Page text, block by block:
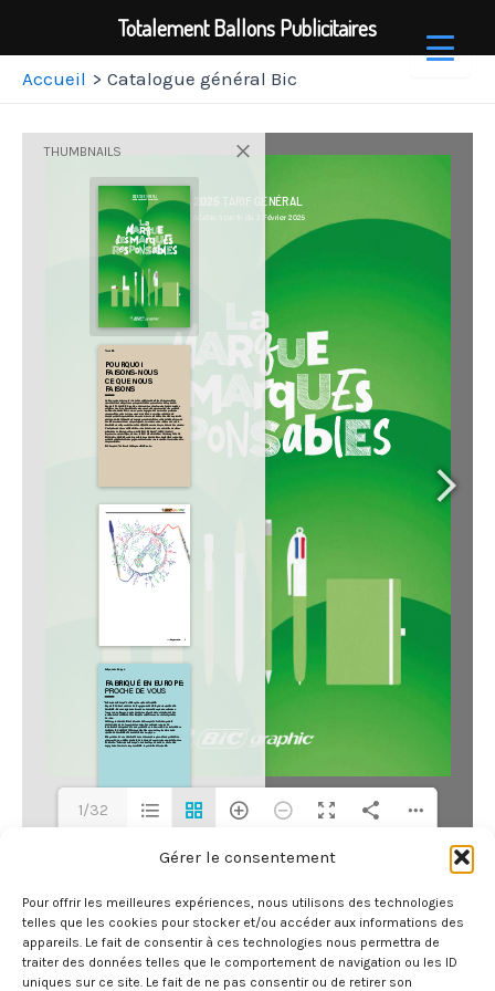
Gérer le consentement
Pour offrir les meilleures expériences, nous utilisons des technologies
telles que les cookies pour stocker et/ou accéder aux informations des
appareils. Le fait de consentir à ces technologies nous permettra de
traiter des données telles que le comportement de navigation ou les ID
uniques sur ce site. Le fait de ne pas consentir ou de retirer son
Aller
contenu
Accueil Catalogue général Bic
THUMBNAILS
1/32
Totalement Ballons Publicitaires-LaTige®
Totalement Ballons Publicitaires